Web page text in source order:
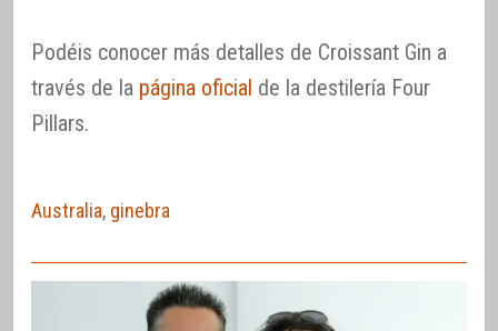
Podéis conocer más detalles de Croissant Gin a
través de la página oficial de la destilería Four
Pillars.
Australia, ginebra